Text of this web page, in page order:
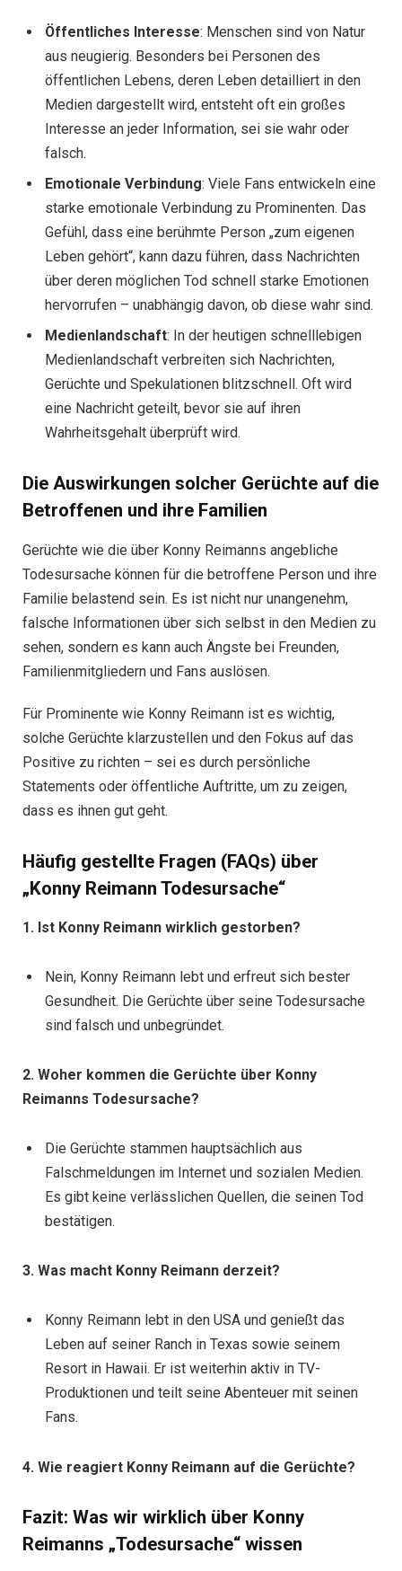
Öffentliches Interesse: Menschen sind von Natur
aus neugierig. Besonders bei Personen des
öffentlichen Lebens, deren Leben detailliert in den
Medien dargestellt wird, entsteht oft ein großes
Interesse an jeder Information, sei sie wahr oder
falsch.
Emotionale Verbindung: Viele Fans entwickeln eine
starke emotionale Verbindung zu Prominenten. Das
Gefühl, dass eine berühmte Person „zum eigenen
Leben gehört“, kann dazu führen, dass Nachrichten
über deren möglichen Tod schnell starke Emotionen
hervorrufen – unabhängig davon, ob diese wahr sind.
Medienlandschaft: In der heutigen schnelllebigen
Medienlandschaft verbreiten sich Nachrichten,
Gerüchte und Spekulationen blitzschnell. Oft wird
eine Nachricht geteilt, bevor sie auf ihren
Wahrheitsgehalt überprüft wird.
Die Auswirkungen solcher Gerüchte auf die
Betroffenen und ihre Familien
Gerüchte wie die über Konny Reimanns angebliche
Todesursache können für die betroffene Person und ihre
Familie belastend sein. Es ist nicht nur unangenehm,
falsche Informationen über sich selbst in den Medien zu
sehen, sondern es kann auch Ängste bei Freunden,
Familienmitgliedern und Fans auslösen.
Für Prominente wie Konny Reimann ist es wichtig,
solche Gerüchte klarzustellen und den Fokus auf das
Positive zu richten – sei es durch persönliche
Statements oder öffentliche Auftritte, um zu zeigen,
dass es ihnen gut geht.
Häufig gestellte Fragen (FAQs) über
„Konny Reimann Todesursache“
1. Ist Konny Reimann wirklich gestorben?
Nein, Konny Reimann lebt und erfreut sich bester
Gesundheit. Die Gerüchte über seine Todesursache
sind falsch und unbegründet.
2. Woher kommen die Gerüchte über Konny
Reimanns Todesursache?
Die Gerüchte stammen hauptsächlich aus
Falschmeldungen im Internet und sozialen Medien.
Es gibt keine verlässlichen Quellen, die seinen Tod
bestätigen.
3. Was macht Konny Reimann derzeit?
Konny Reimann lebt in den USA und genießt das
Leben auf seiner Ranch in Texas sowie seinem
Resort in Hawaii. Er ist weiterhin aktiv in TV-
Produktionen und teilt seine Abenteuer mit seinen
Fans.
4. Wie reagiert Konny Reimann auf die Gerüchte?
Fazit: Was wir wirklich über Konny
Reimanns „Todesursache“ wissen